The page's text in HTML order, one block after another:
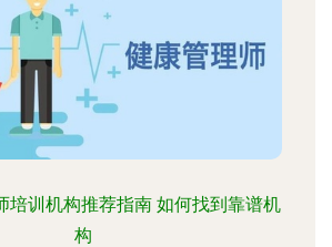
培训机构推荐指南 如何找到靠谱机
构